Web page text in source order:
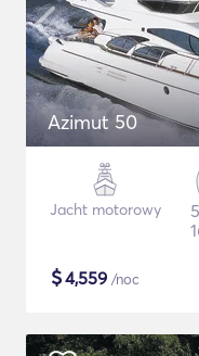
Azimut 50
Jacht motorowy
$4,559 /noc